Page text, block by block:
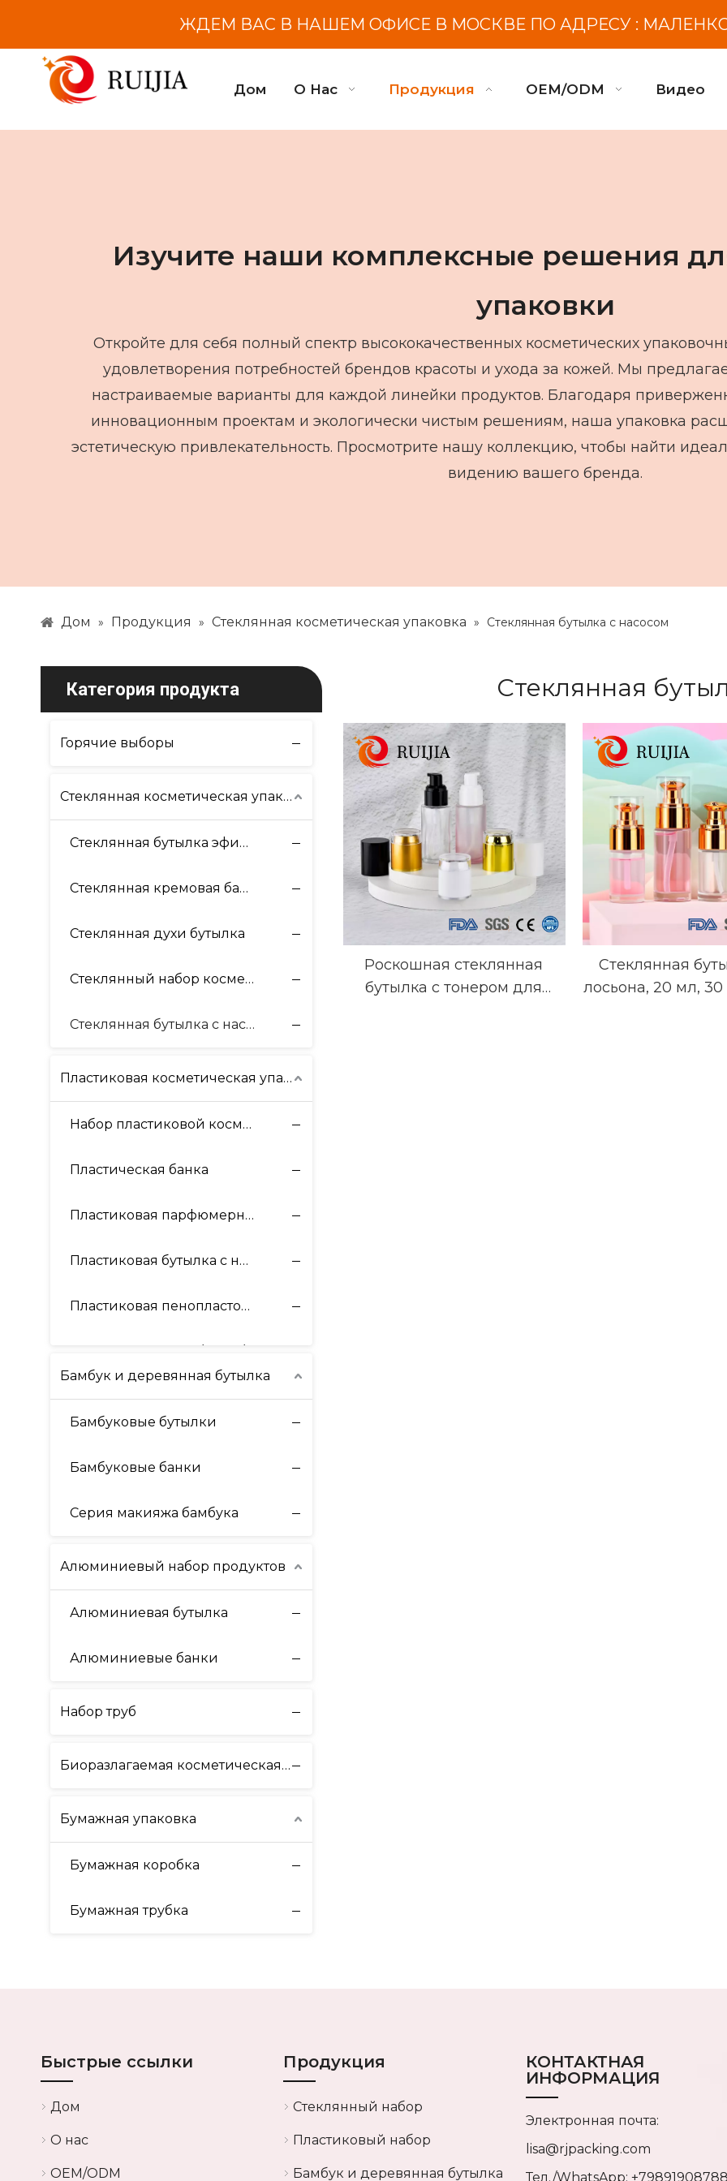
ЖДЕМ ВАС В НАШЕМ ОФИСЕ В МОСКВЕ ПО АДРЕСУ :
Дом О Нас Продукция OEM/ODM Видео
Изучите наши комплексные решения
упаковки
Откройте для себя полный спектр высококачественных косметических
удовлетворения потребностей брендов красоты и ухода за кожей. Мы
настраиваемые варианты для каждой линейки продуктов. Благодаря
инновационным проектам и экологически чистым решениям, наша упаковка
эстетическую привлекательность. Просмотрите нашу коллекцию, чтобы найти
видению вашего бренда.
Дом » Продукция » Стеклянная косметическая упаковка » Стеклянная бутылка с насосом
Категория продукта
Горячие выборы
Стеклянная косметическая упаковка
Стеклянная бутылка эфирного масла
Стеклянная кремовая банка
Стеклянная духи бутылка
Стеклянный набор косметической упаковки
Стеклянная бутылка с насосом
Пластиковая косметическая упаковка
Набор пластиковой косметической упаковки
Пластическая банка
Пластиковая парфюмерная бутылка
Пластиковая бутылка с насосом
Пластиковая пенопластовая бутылка
Пластиковый распылитель
Бамбук и деревянная бутылка
Бамбуковые бутылки
Бамбуковые банки
Серия макияжа бамбука
Алюминиевый набор продуктов
Алюминиевая бутылка
Алюминиевые банки
Набор труб
Биоразлагаемая косметическая упаковка
Бумажная упаковка
Бумажная коробка
Бумажная трубка
Стеклянная
Роскошная стеклянная
бутылка с тонером для
Стеклянная
лосьона, 20 мл, 30
Быстрые ссылки
Дом
О нас
OEM/ODM
Продукция
Стеклянный набор
Пластиковый набор
Бамбук и деревянная бутылка
КОНТАКТНАЯ
ИНФОРМАЦИЯ
Электронная почта:
lisa@rjpacking.com
Тел./WhatsApp: +79891908788